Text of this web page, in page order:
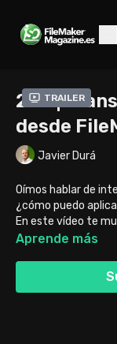
Trailer
263 |
desde
Javier Durá
Oímos hablar de
¿cómo puedo
En este vídeo te
inteligencia artificial
Aprende más